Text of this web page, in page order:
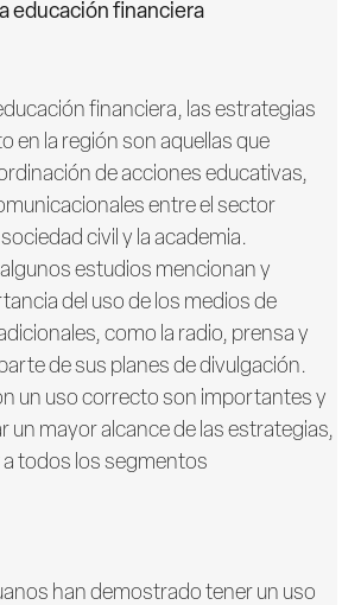
educación financiera
financiera, las estrategias
en la región son aquellas que
de acciones educativas,
entre el sector
civil y la academia.
estudios mencionan y
del uso de los medios de
como la radio, prensa y
de sus planes de divulgación.
un uso correcto son importantes y
un mayor alcance de las estrategias,
a todos los segmentos
han demostrado tener un uso